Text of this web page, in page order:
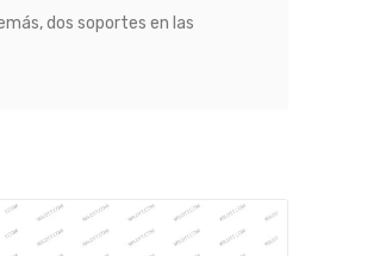
dos soportes en las